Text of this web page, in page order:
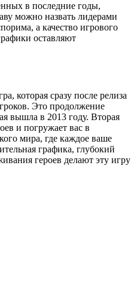
в последние годы,
можно назвать лидерами
а качество игрового
оставляют
которая сразу после релиза
Это продолжение
вышла в 2013 году. Вторая
и погружает вас в
мира, где каждое ваше
графика, глубокий
героев делают эту игру